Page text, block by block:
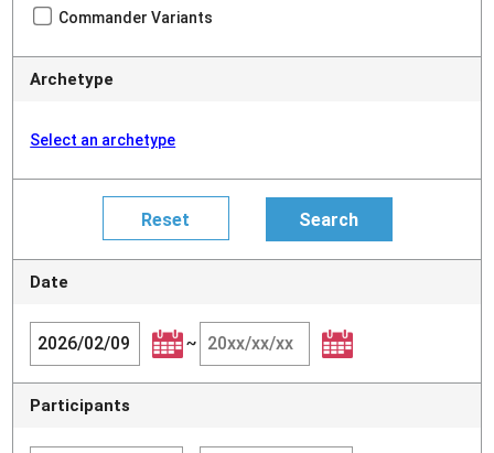
Commander Variants
Archetype
Select an archetype
Date
~
Participants